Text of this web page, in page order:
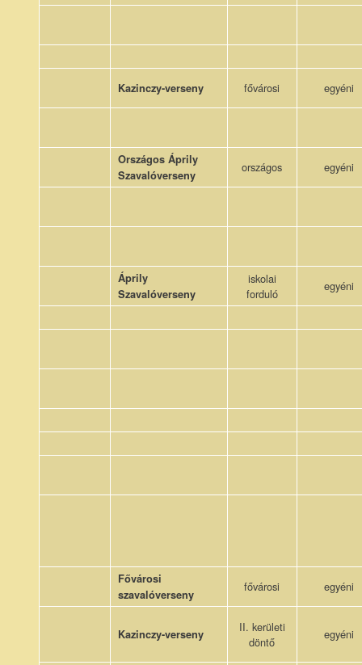
Kazinczy-verseny fővárosi egyéni
Országos Áprily
Szavalóverseny
országos egyéni
Áprily
Szavalóverseny
iskolai
forduló
egyéni
Fővárosi
szavalóverseny
fővárosi egyéni
Kazinczy-verseny
II. kerületi
döntő
egyéni